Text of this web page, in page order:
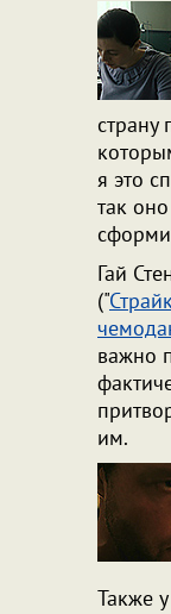
я это
так
Гай
("
важно
им.
Также